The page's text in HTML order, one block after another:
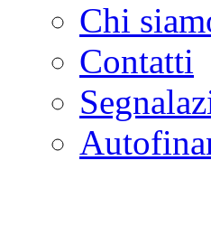
Chi
Contatti